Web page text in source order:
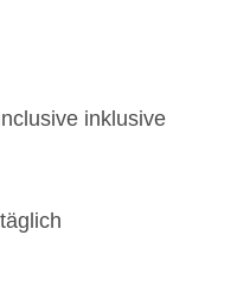
inklusive